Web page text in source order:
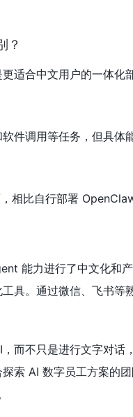
？
适合中文用户的一体化
件调用等任务，但具体
相比自行部署
能力进行了中文化和
具。通过微信、飞书等
而不只是进行文字对
索 AI 数字员工方案的